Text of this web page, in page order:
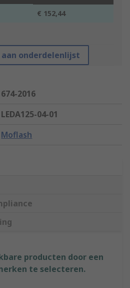
€ 152,44
aan onderdelenlijst
674-2016
LEDA125-04-01
Moflash
producten door een
te selecteren.